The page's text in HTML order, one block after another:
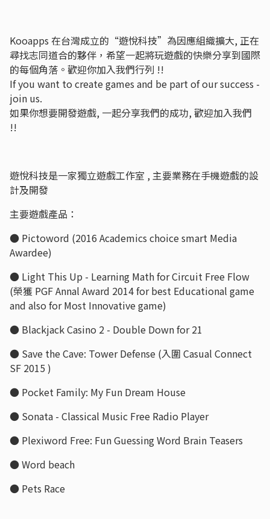
Kooapps 在台灣成立的“遊悅科技”為因應組織擴大, 正在
尋找志同道合的夥伴，希望一起將玩遊戲的快樂分享到國際
的每個角落。歡迎你加入我們行列 !!
If you want to create games and be part of our success -
join us.
如果你想要開發遊戲, 一起分享我們的成功, 歡迎加入我們
!!
遊悅科技是一家獨立遊戲工作室 , 主要業務在手機遊戲的設
計及開發
主要遊戲產品：
● Pictoword (2016 Academics choice smart Media
Awardee)
● Light This Up - Learning Math for Circuit Free Flow
(榮獲 PGF Annal Award 2014 for best Educational game
and also for Most Innovative game)
● Blackjack Casino 2 - Double Down for 21
● Save the Cave: Tower Defense (入圍 Casual Connect
SF 2015 )
● Pocket Family: My Fun Dream House
● Sonata - Classical Music Free Radio Player
● Plexiword Free: Fun Guessing Word Brain Teasers
● Word beach
● Pets Race